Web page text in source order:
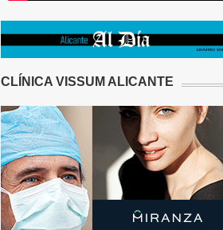
CLÍNICA VISSUM ALICANTE